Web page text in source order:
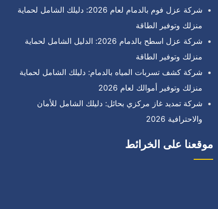
شركة عزل فوم بالدمام لعام 2026: دليلك الشامل لحماية
منزلك وتوفير الطاقة
شركة عزل اسطح بالدمام 2026: الدليل الشامل لحماية
منزلك وتوفير الطاقة
شركة كشف تسربات المياه بالدمام: دليلك الشامل لحماية
منزلك وتوفير أموالك لعام 2026
شركة تمديد غاز مركزي بحائل: دليلك الشامل للأمان
والاحترافية 2026
موقعنا على الخرائط